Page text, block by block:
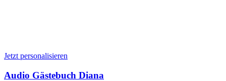
Jetzt personalisieren
Audio Gästebuch Diana